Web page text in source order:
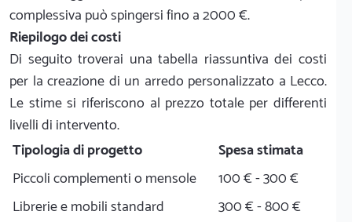
complessiva può spingersi fino a 2000 €.
Riepilogo dei costi
Di seguito troverai una tabella riassuntiva dei costi
per la creazione di un arredo personalizzato a Lecco.
Le stime si riferiscono al prezzo totale per differenti
livelli di intervento.
Tipologia di progetto
Spesa stimata
Piccoli complementi o mensole
100 € - 300 €
Librerie e mobili standard
300 € - 800 €